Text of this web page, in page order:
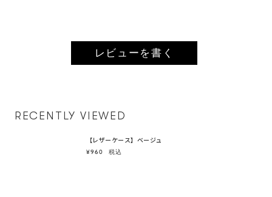
レビューを書く
RECENTLY VIEWED
【レザーケース】ベージュ
¥960 税込